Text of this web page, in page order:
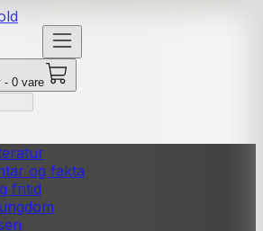
- 0 vare
og fakta
fritid